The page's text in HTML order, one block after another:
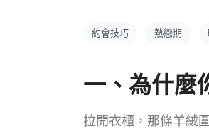
約會技巧 熱戀期
一、為什麼
拉開衣櫃，那條羊絨